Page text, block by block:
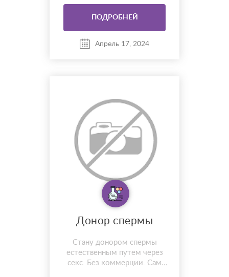
ментально здоров.
Серьезность на первом месте
конечно же, я хочу принимать
ПОДРОБНЕЙ
Апрель 17, 2024
Донор спермы
Стану донором спермы
естественным путем через
секс. Без коммерции. Сам